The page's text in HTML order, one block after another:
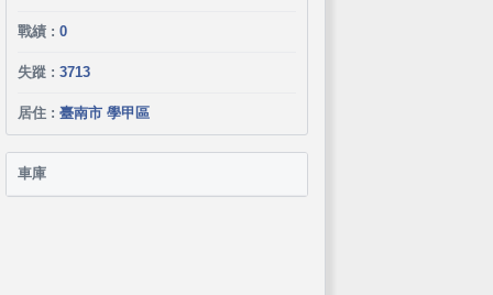
戰績 : 0
失蹤 : 3713
居住 : 臺南市 學甲區
車庫